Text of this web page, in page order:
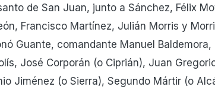
de San Juan, junto a Sánchez, Félix
Francisco Martínez, Julián Morris y
Guante, comandante Manuel
José Corporán (o Ciprián), Juan
Jiménez (o Sierra), Segundo Mártir (o